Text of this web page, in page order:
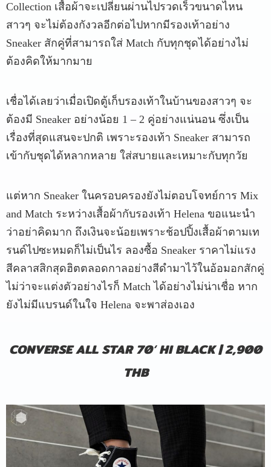
Collection เสื้อผ้าจะเปลี่ยนผ่านไปรวดเร็วขนาดไหน
สาวๆ จะไม่ต้องกังวลอีกต่อไปหากมีรองเท้าอย่าง
Sneaker สักคู่ที่สามารถใส่ Match กับทุกชุดได้อย่างไม่
ต้องคิดให้มากมาย
เชื่อได้เลยว่าเมื่อเปิดตู้เก็บรองเท้าในบ้านของสาวๆ จะ
ต้องมี Sneaker อย่างน้อย 1 – 2 คู่อย่างแน่นอน ซึ่งเป็น
เรื่องที่สุดแสนจะปกติ เพราะรองเท้า Sneaker สามารถ
เข้ากับชุดได้หลากหลาย ใส่สบายและเหมาะกับทุกวัย
แต่หาก Sneaker ในครอบครองยังไม่ตอบโจทย์การ Mix
and Match ระหว่างเสื้อผ้ากับรองเท้า Helena ขอแนะนำ
ว่าอย่าคิดมาก ถึงเงินจะน้อยเพราะช้อปปิ้งเสื้อผ้าตามเท
รนด์ไปซะหมดก็ไม่เป็นไร ลองซื้อ Sneaker ราคาไม่แรง
สีคลาสสิกสุดฮิตตลอดกาลอย่างสีดำมาไว้ในอ้อมอกสักคู่
ไม่ว่าจะแต่งตัวอย่างไรก็ Match ได้อย่างไม่น่าเชื่อ หาก
ยังไม่มีแบรนด์ในใจ Helena จะพาส่องเอง
CONVERSE ALL STAR70‘HI BLACK | 2,900
THB